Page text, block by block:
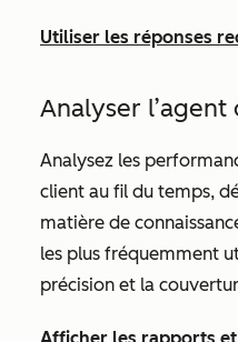
Utiliser les réponses
Analyser l’agent
Analysez les
client au fil du temps,
matière de
les plus fréquemment
précision et la
Afficher les rapports